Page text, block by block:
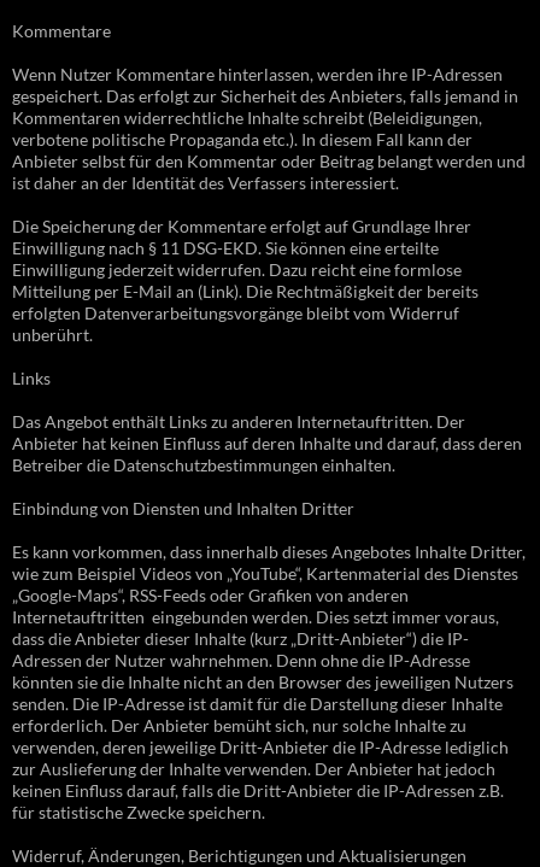
Kommentare
Wenn Nutzer Kommentare hinterlassen, werden ihre IP-Adressen
gespeichert. Das erfolgt zur Sicherheit des Anbieters, falls jemand in
Kommentaren widerrechtliche Inhalte schreibt (Beleidigungen,
verbotene politische Propaganda etc.). In diesem Fall kann der
Anbieter selbst für den Kommentar oder Beitrag belangt werden und
ist daher an der Identität des Verfassers interessiert.
Die Speicherung der Kommentare erfolgt auf Grundlage Ihrer
Einwilligung nach § 11 DSG-EKD. Sie können eine erteilte
Einwilligung jederzeit widerrufen. Dazu reicht eine formlose
Mitteilung per E-Mail an (Link). Die Rechtmäßigkeit der bereits
erfolgten Datenverarbeitungsvorgänge bleibt vom Widerruf
unberührt.
Links
Das Angebot enthält Links zu anderen Internetauftritten. Der
Anbieter hat keinen Einfluss auf deren Inhalte und darauf, dass deren
Betreiber die Datenschutzbestimmungen einhalten.
Einbindung von Diensten und Inhalten Dritter
Es kann vorkommen, dass innerhalb dieses Angebotes Inhalte Dritter,
wie zum Beispiel Videos von „YouTube“, Kartenmaterial des Dienstes
„Google-Maps“, RSS-Feeds oder Grafiken von anderen
Internetauftritten eingebunden werden. Dies setzt immer voraus,
dass die Anbieter dieser Inhalte (kurz „Dritt-Anbieter“) die IP-
Adressen der Nutzer wahrnehmen. Denn ohne die IP-Adresse
könnten sie die Inhalte nicht an den Browser des jeweiligen Nutzers
senden. Die IP-Adresse ist damit für die Darstellung dieser Inhalte
erforderlich. Der Anbieter bemüht sich, nur solche Inhalte zu
verwenden, deren jeweilige Dritt-Anbieter die IP-Adresse lediglich
zur Auslieferung der Inhalte verwenden. Der Anbieter hat jedoch
keinen Einfluss darauf, falls die Dritt-Anbieter die IP-Adressen z.B.
für statistische Zwecke speichern.
Widerruf, Änderungen, Berichtigungen und Aktualisierungen